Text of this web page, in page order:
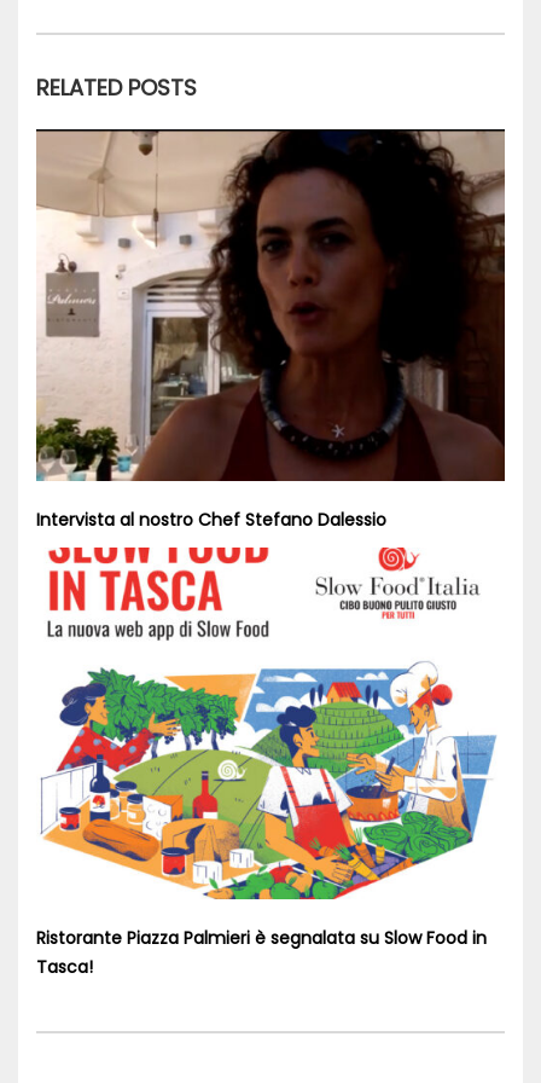
RELATED POSTS
Intervista al nostro Chef Stefano Dalessio
Ristorante Piazza Palmieri è segnalata su Slow Food in
Tasca!